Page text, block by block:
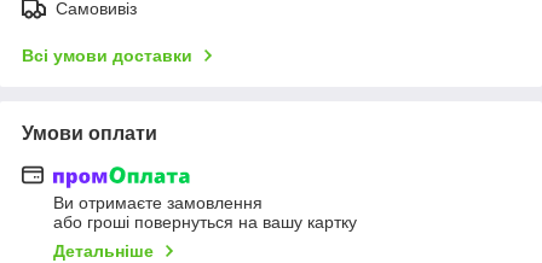
Самовивіз
Всі умови доставки
Умови оплати
Ви отримаєте замовлення
або гроші повернуться на вашу картку
Детальніше